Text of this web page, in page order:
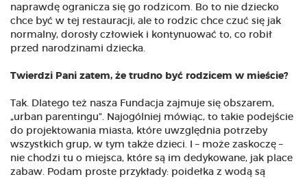
naprawdę ogranicza się go rodzicom. Bo to nie dziecko
chce być w tej restauracji, ale to rodzic chce czuć się jak
normalny, dorosły człowiek i kontynuować to, co robił
przed narodzinami dziecka.
Twierdzi Pani zatem, że trudno być rodzicem w mieście?
Tak. Dlatego też nasza Fundacja zajmuje się obszarem,
„urban parentingu”. Najogólniej mówiąc, to takie podejście
do projektowania miasta, które uwzględnia potrzeby
wszystkich grup, w tym także dzieci. I – może zaskoczę –
nie chodzi tu o miejsca, które są im dedykowane, jak place
zabaw. Podam proste przykłady: poidełka z wodą są